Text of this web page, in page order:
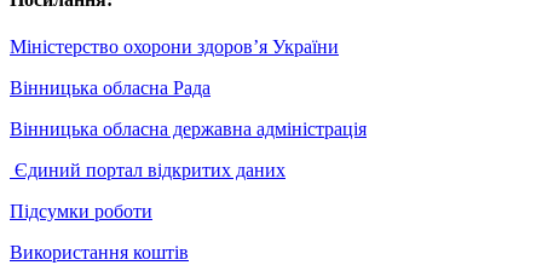
Міністерство охорони здоров’я України
Вінницька обласна Рада
Вінницька обласна державна адміністрація
Єдиний портал відкритих даних
Підсумки роботи
Використання коштів